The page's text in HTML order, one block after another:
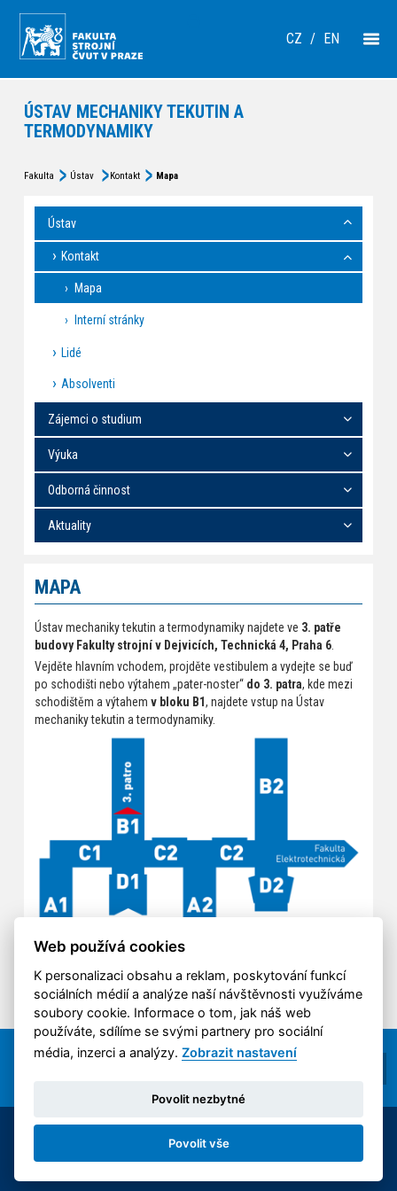
CZ / EN
ÚSTAV MECHANIKY TEKUTIN A
TERMODYNAMIKY
Fakulta Ústav Kontakt Mapa
Ústav
Kontakt
Mapa
Interní stránky
Lidé
Absolventi
Zájemci o studium
Výuka
Odborná činnost
Aktuality
MAPA
Ústav mechaniky tekutin a termodynamiky najdete ve 3. patře
budovy Fakulty strojní v Dejvicích, Technická 4, Praha 6.
Vejděte hlavním vchodem, projděte vestibulem a vydejte se buď
po schodišti nebo výtahem „pater-noster“ do 3. patra, kde mezi
schodištěm a výtahem v bloku B1, najdete vstup na Ústav
mechaniky tekutin a termodynamiky.
© 2014-2026 ČVUT FS | All rights reserved |
Nastavení cookies
Web používá cookies
K personalizaci obsahu a reklam, poskytování funkcí
sociálních médií a analýze naší návštěvnosti využíváme
soubory cookie. Informace o tom, jak náš web
používáte, sdílíme se svými partnery pro sociální
média, inzerci a analýzy.Zobrazit nastavení
Povolit nezbytné
Povolit vše